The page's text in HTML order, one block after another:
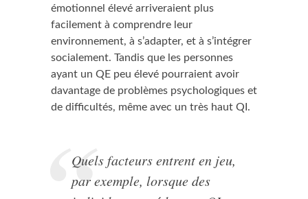
émotionnel élevé arriveraient plus
facilement à comprendre leur
environnement, à s’adapter, et à s’intégrer
socialement. Tandis que les personnes
ayant un QE peu élevé pourraient avoir
davantage de problèmes psychologiques et
de difficultés, même avec un très haut QI.
Quels facteurs entrent en jeu,
par exemple, lorsque des